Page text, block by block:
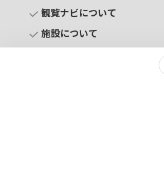
観覧ナビについて
施設について